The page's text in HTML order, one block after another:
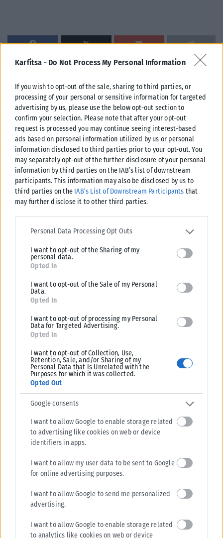
Karfitsa - Do Not Process My Personal Information
If you wish to opt-out of the sale, sharing to third parties, or
processing of your personal or sensitive information for targeted
advertising by us, please use the below opt-out section to
confirm your selection. Please note that after your opt-out
request is processed you may continue seeing interest-based
ads based on personal information utilized by us or personal
information disclosed to third parties prior to your opt-out. You
may separately opt-out of the further disclosure of your personal
information by third parties on the IAB’s list of downstream
participants. This information may also be disclosed by us to
third parties on the IAB’s List of Downstream Participants that
may further disclose it to other third parties.
Please note that this website/app uses one or more Google
services and may gather and store information including but not
deny consent to Google and its third-party tags to use your data
for below specified purposes in below Google consent section.
Personal Data Processing Opt Outs
I want to opt-out of the Sharing of my
personal data.
Opted In
I want to opt-out of the Sale of my Personal
Data.
Opted In
I want to opt-out of processing my Personal
Data for Targeted Advertising.
Opted In
I want to opt-out of Collection, Use,
Retention, Sale, and/or Sharing of my
Personal Data that Is Unrelated with the
Purposes for which it was collected.
Opted Out
Google consents
I want to allow Google to enable storage related
to advertising like cookies on web or device
identifiers in apps.
I want to allow my user data to be sent to Google
for online advertising purposes.
I want to allow Google to send me personalized
advertising.
I want to allow Google to enable storage related
to analytics like cookies on web or device
ΕΛΛΆΔΑ
Από σήμερα μόνο με νέου τύπου ταυτότητα ή διαβατήριο τα
ταξίδια στο εξωτερικό
Από σήμερα, 3 Αυγούστου, οι παλαιού τύπου «μπλε» αστυνομικές
ταυτότητες παύουν να ισχύουν ως ταξιδιωτικά έγγραφα για το
εξωτερικό, με...
ΑΝΑΡΤΉΘΗΚΕ ΑΠΌKARFITSANEWS 03/08/2026
ΕΛΛΆΔΑ
Υπουργείο Κλιματικής Κρίσης: Ενέργειες για την κρατική
αρωγή προς τους πυρόπληκτους
που επλήγησαν από τις πρόσφατες πυρκαγιές, με τις αρμόδιες αρχές...